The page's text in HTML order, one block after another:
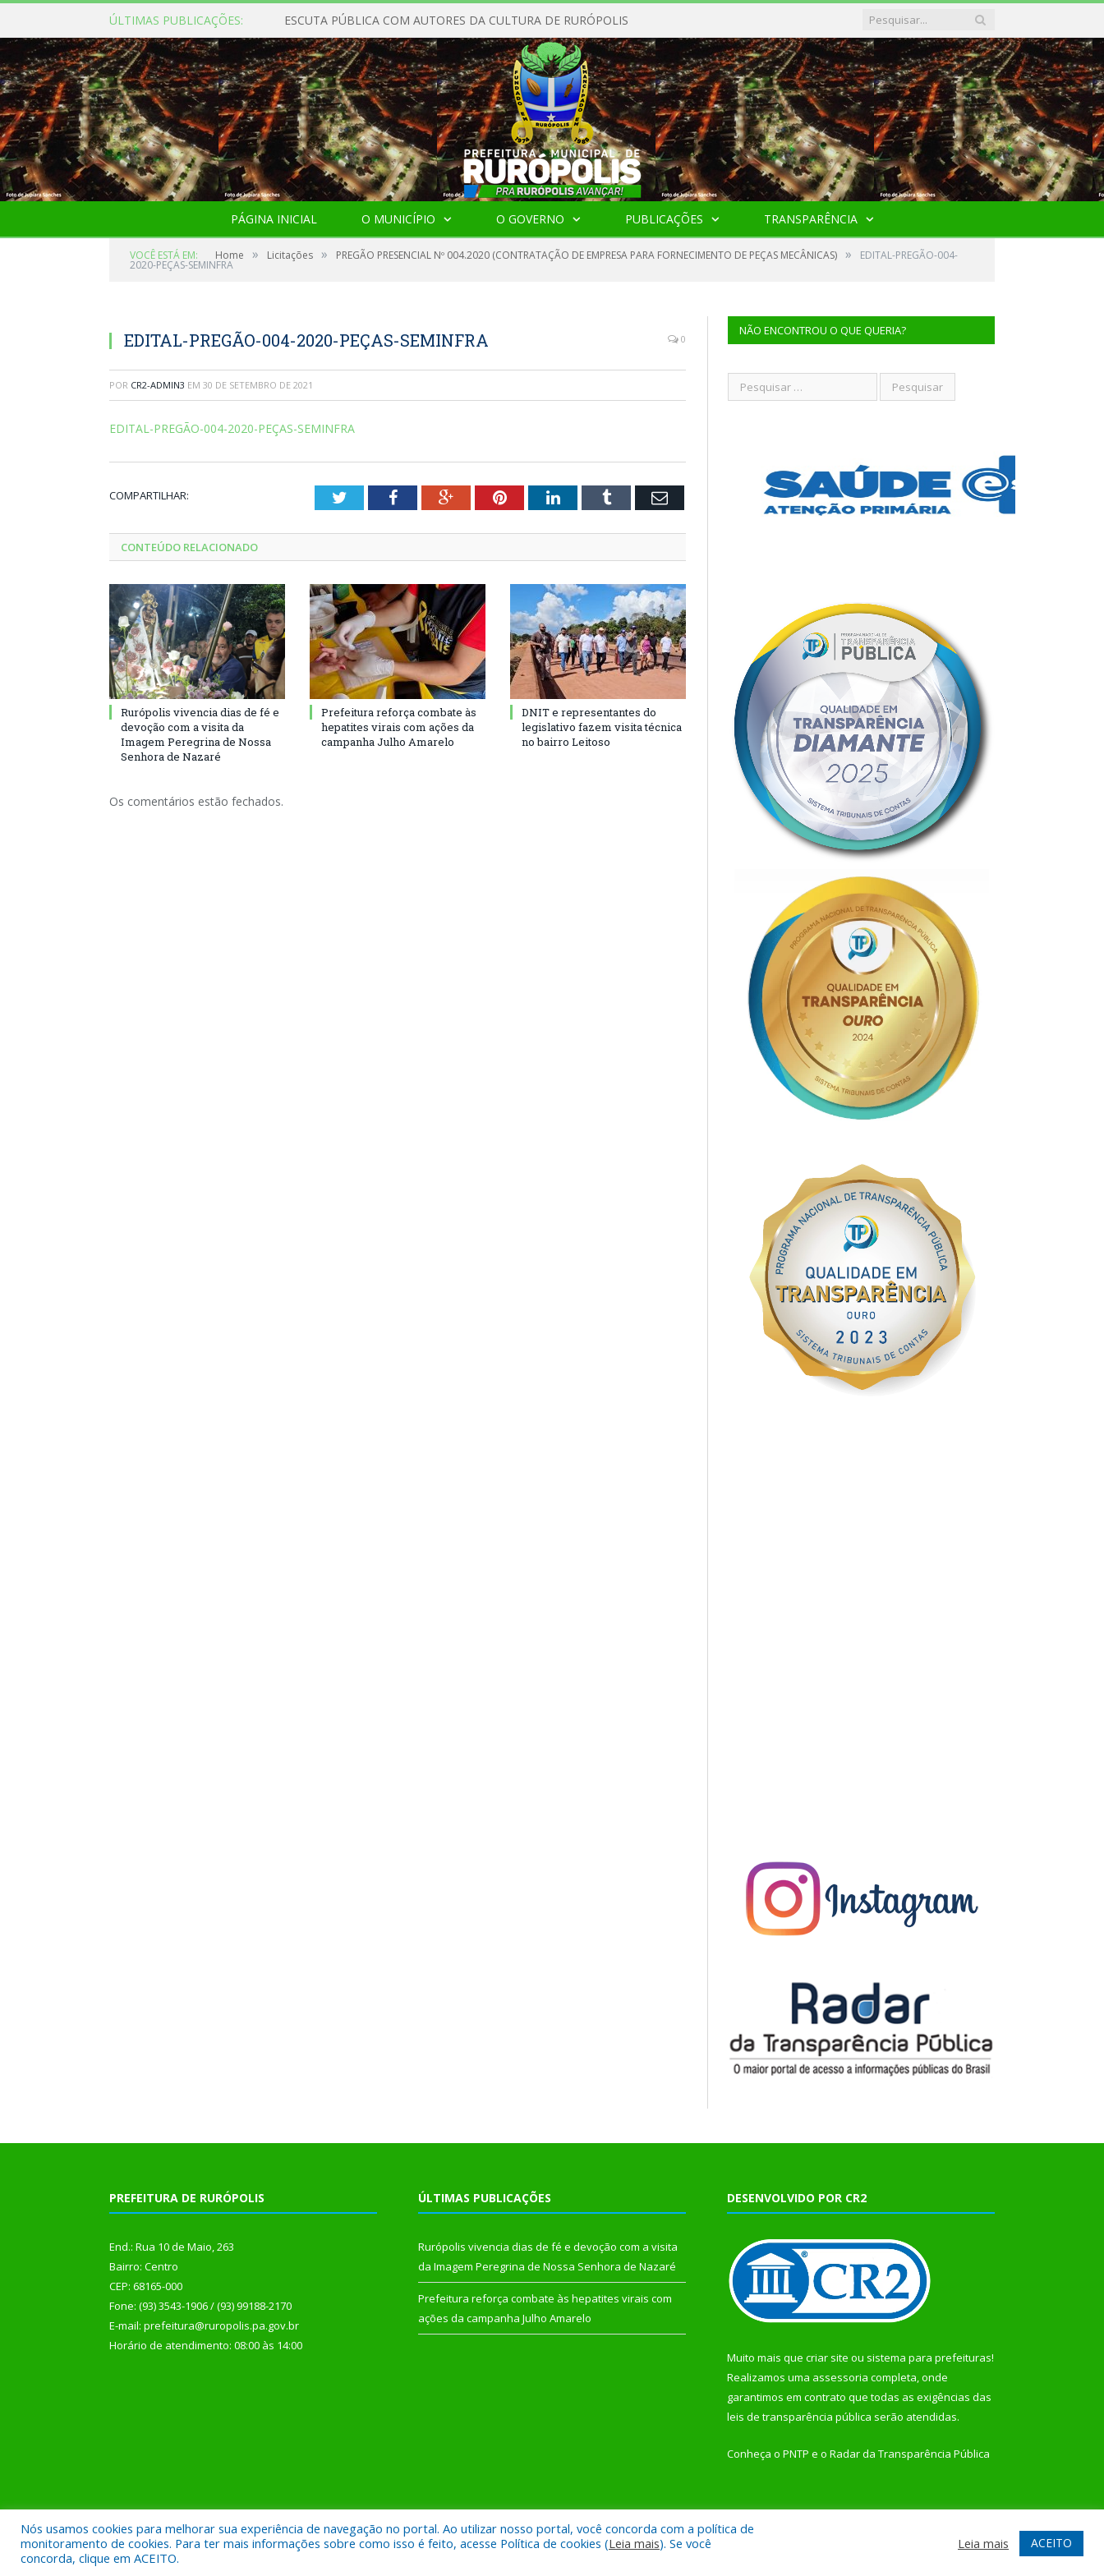
ÚLTIMAS PUBLICAÇÕES: ESCUTA PÚBLICA COM AUTORES DA CULTURA DE RURÓPOLIS
PÁGINA INICIAL O MUNICÍPIO O GOVERNO PUBLICAÇÕES TRANSPARÊNCIA
VOCÊ ESTÁ EM: Home » Licitações » PREGÃO PRESENCIAL Nº 004.2020 (CONTRATAÇÃO DE EMPRESA PARA FORNECIMENTO DE PEÇAS MECÂNICAS) » EDITAL-PREGÃO-004-
2020-PEÇAS-SEMINFRA
EDITAL-PREGÃO-004-2020-PEÇAS-SEMINFRA 0
POR CR2-ADMIN3 EM 30 DE SETEMBRO DE 2021
EDITAL-PREGÃO-004-2020-PEÇAS-SEMINFRA
COMPARTILHAR: TwitterFacebookGoogle+PinterestLinkedInTumblr Email
CONTEÚDO RELACIONADO
Rurópolis vivencia dias de fé e
devoção com a visita da
Imagem Peregrina de Nossa
Senhora de Nazaré
Prefeitura reforça combate às
hepatites virais com ações da
campanha Julho Amarelo
DNIT e representantes do
legislativo fazem visita técnica
no bairro Leitoso
Os comentários estão fechados.
NÃO ENCONTROU O QUE QUERIA?
PREFEITURA DE RURÓPOLIS
End.: Rua 10 de Maio, 263
Bairro: Centro
CEP: 68165-000
Fone: (93) 3543-1906 / (93) 99188-2170
E-mail: prefeitura@ruropolis.pa.gov.br
Horário de atendimento: 08:00 às 14:00
ÚLTIMAS PUBLICAÇÕES
Rurópolis vivencia dias de fé e devoção com a visita
da Imagem Peregrina de Nossa Senhora de Nazaré
Prefeitura reforça combate às hepatites virais com
ações da campanha Julho Amarelo
DESENVOLVIDO POR CR2
Muito mais que criar site ou sistema para prefeituras!
Realizamos uma assessoria completa, onde
garantimos em contrato que todas as exigências das
leis de transparência pública serão atendidas.
Conheça o PNTP e o Radar da Transparência Pública
Todos os direitos reservados a Prefeitura Municipal de Rurópolis. Mapa do Site Acessar Webmail
Nós usamos cookies para melhorar sua experiência de navegação no portal. Ao utilizar nosso portal, você concorda com a política de
monitoramento de cookies. Para ter mais informações sobre como isso é feito, acesse Política de cookies (Leia mais). Se você
concorda, clique em ACEITO.
Leia mais ACEITO